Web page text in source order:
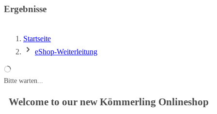
Ergebnisse
Startseite
eShop-Weiterleitung
Bitte warten...
Welcome to our new Kömmerling Onlineshop